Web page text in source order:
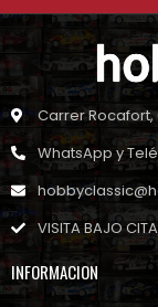
Carrer Rocafort,
WhatsApp y
VISITA BAJO
INFORMACION